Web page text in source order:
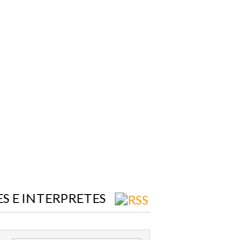
E INTERPRETES